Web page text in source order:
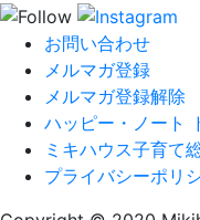
お問い合わせ
メルマガ登録
メルマガ登録解除
ハッピー・ノート
ミキハウス子育て
プライバシーポリ